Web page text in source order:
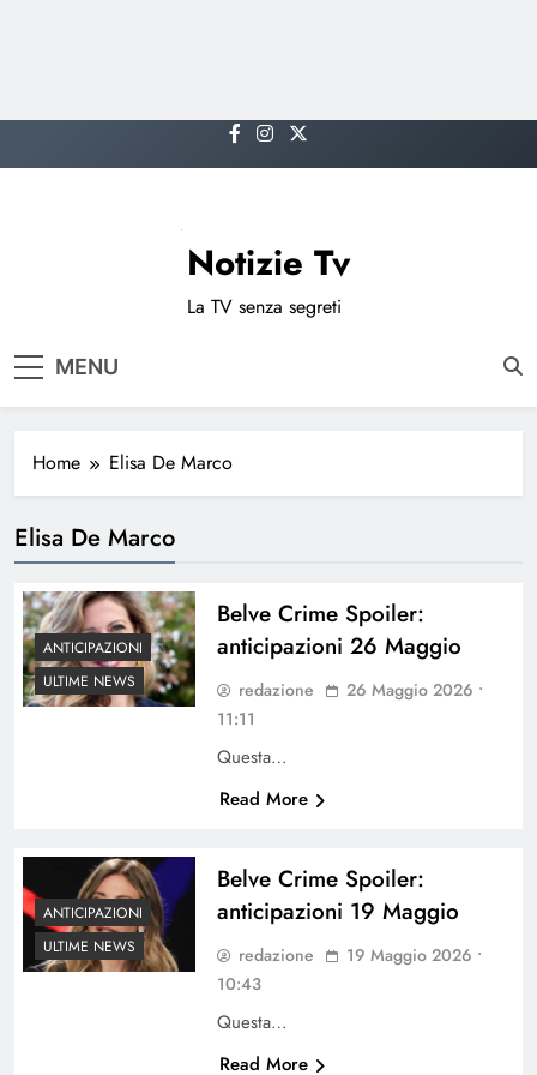
to
Notizie Tv
La TV senza segreti
MENU
Home Elisa De Marco
Elisa De Marco
ANTICIPAZIONI
ULTIME NEWS
Belve Crime Spoiler:
anticipazioni 26 Maggio
redazione
26 Maggio 2026 •
11:11
Questa…
Read More
ANTICIPAZIONI
ULTIME NEWS
Belve Crime Spoiler:
anticipazioni 19 Maggio
redazione
19 Maggio 2026 •
10:43
Questa…
Read More